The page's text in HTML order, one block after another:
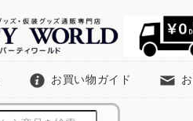
お買い物ガイド